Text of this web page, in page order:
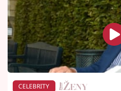
CELEBRITY